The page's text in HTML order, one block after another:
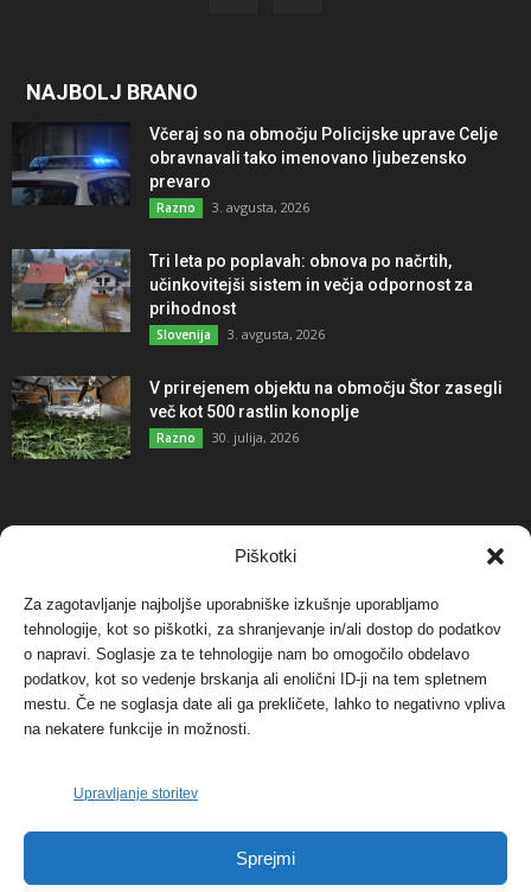
Piškotki
Za zagotavljanje najboljše uporabniške izkušnje uporabljamo
tehnologije, kot so piškotki, za shranjevanje in/ali dostop do podatkov
o napravi. Soglasje za te tehnologije nam bo omogočilo obdelavo
podatkov, kot so vedenje brskanja ali enolični ID-ji na tem spletnem
mestu. Če ne soglasja date ali ga prekličete, lahko to negativno vpliva
na nekatere funkcije in možnosti.
Upravljanje storitev
Sprejmi
NAJBOLJ BRANO
Včeraj so na območju Policijske uprave Celje
obravnavali tako imenovano ljubezensko
prevaro
Razno 3. avgusta, 2026
Tri leta po poplavah: obnova po načrtih,
učinkovitejši sistem in večja odpornost za
prihodnost
Slovenija 3. avgusta, 2026
V prirejenem objektu na območju Štor zasegli
več kot 500 rastlin konoplje
Razno 30. julija, 2026
NAJBOLJ KOMENTIRANO
Protest proti vetrnim elektrarnam na Ojstrici, v
svetu pa vedno bolj...
Dogodki 12. maja, 2017
Tožilstvo v Celovcu v korist elektrarnam
Verbund
FOTO: Razstava cvetličarskega mojstra Andreja
Dogodki 27. novembra, 2017